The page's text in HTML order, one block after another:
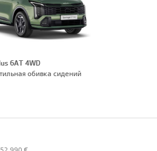
6AT 4WD
обивка сидений